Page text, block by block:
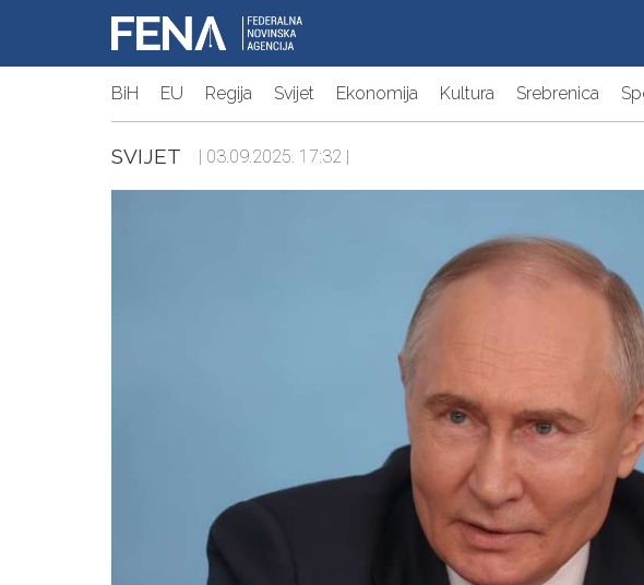
BiH EU Regija Svijet Ekonomija Kultura Srebrenica
SVIJET | 03.09.2025. 17:32 |